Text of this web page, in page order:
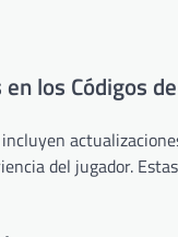
los Códigos de
incluyen
del jugador.